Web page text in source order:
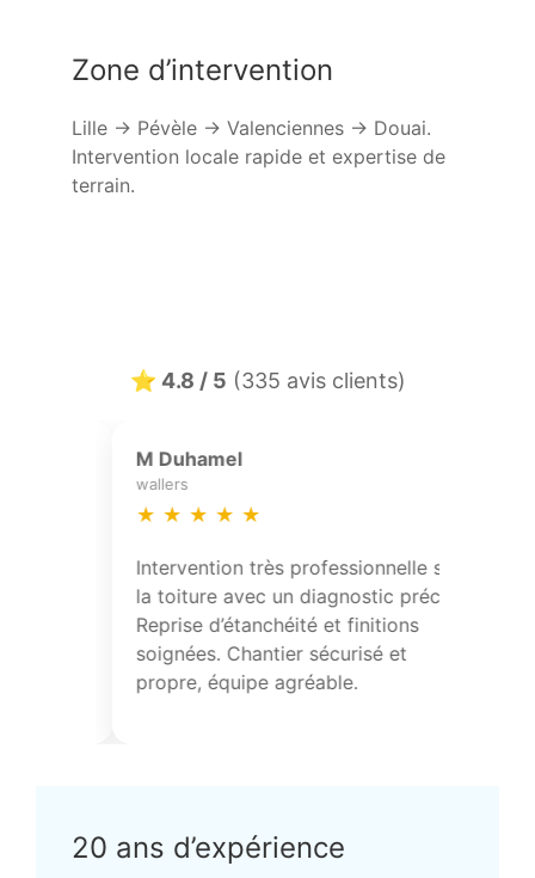
Zone d’intervention
Lille → Pévèle → Valenciennes → Douai.
Intervention locale rapide et expertise de
terrain.
⭐ 4.8 / 5 (335 avis clients)
durable et
★
Excellente maîtrise technique
charpente et l’isolation. Équipe
ponctuelle, organisée et à
20 ans d’expérience